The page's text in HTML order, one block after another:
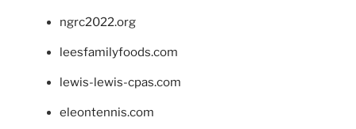
ngrc2022.org
leesfamilyfoods.com
lewis-lewis-cpas.com
eleontennis.com